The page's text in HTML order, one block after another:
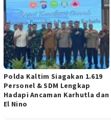
Polda Kaltim Siagakan 1.619
Personel & SDM Lengkap
Hadapi Ancaman Karhutla dan
El Nino